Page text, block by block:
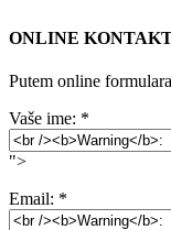
ONLINE
Putem online
Vaše ime: *
">
Email: *